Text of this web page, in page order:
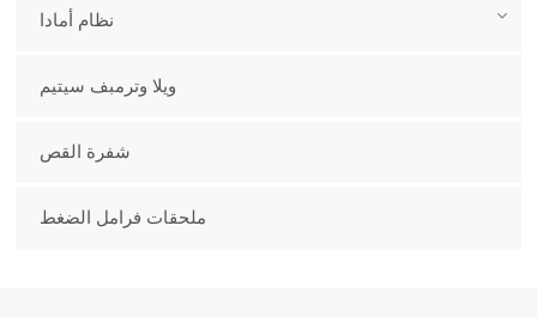
نظام أمادا
ويلا وترمبف سيتيم
شفرة القص
ملحقات فرامل الضغط